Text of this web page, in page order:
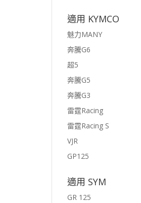
適用 KYMCO
魅力MANY
奔騰G6
超5
奔騰G5
奔騰G3
雷霆Racing
雷霆Racing S
VJR
GP125
適用 SYM
GR 125